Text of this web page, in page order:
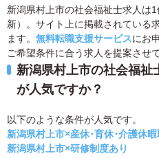
新潟県村上市の社会福祉士求人は
新）。サイト上に掲載されている
ます。 無料転職支援サービスにお
ご希望条件に合う求人を提案させ
新潟県村上市の社会福祉
が人気ですか？
以下のような条件が人気です。
新潟県村上市×産休･育休･介護休暇
新潟県村上市×研修制度あり